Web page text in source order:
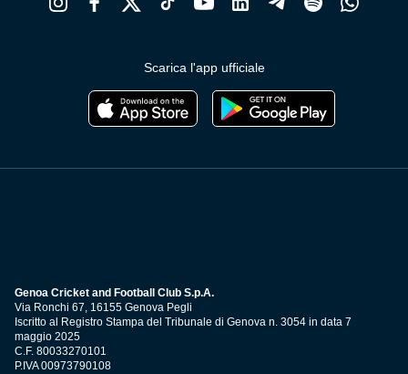
Scarica l'app ufficiale
Genoa Cricket and Football Club S.p.A.
Via Ronchi 67, 16155 Genova Pegli
Iscritto al Registro Stampa del Tribunale di Genova n. 3054 in data 7
maggio 2025
C.F. 80033270101
P.IVA 00973790108